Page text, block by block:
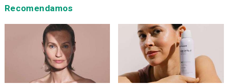
Recomendamos